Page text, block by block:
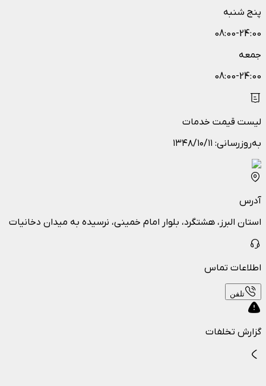
پنج شنبه
08:00-24:00
جمعه
08:00-24:00
لیست قیمت خدمات
به‌روزرسانی: ۱۳۴۸/۱۰/۱۱
آدرس
استان البرز، هشتگرد، بلوار امام خمینی، نرسیده به میدان دخانیات
اطلاعات تماس
تلفن
گزارش تخلفات